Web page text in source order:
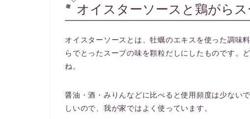
オイスターソースと鶏がら
オイスターソースとは、牡蠣のエキスを使った調味
らでとったスープの味を顆粒だしにしたものです。
ね。
醤油・酒・みりんなどに比べると使用頻度は少ない
しいので、我が家ではよく使っています。